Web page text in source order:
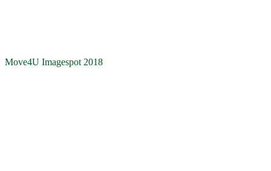
Move4U Imagespot 2018